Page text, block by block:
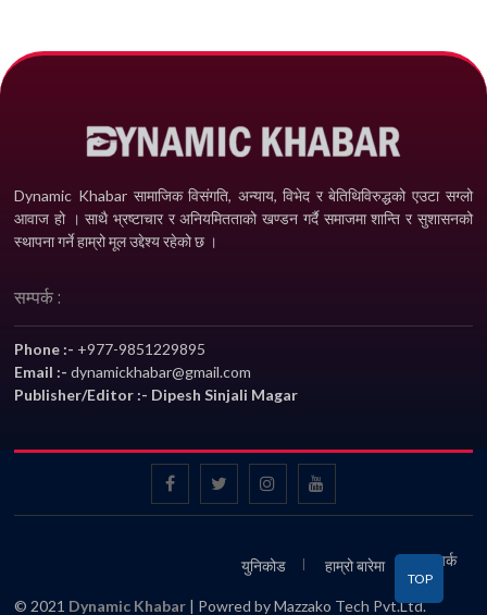
Dynamic Khabar सामाजिक विसंगति, अन्याय, विभेद­ र बेतिथिविरुद्धको एउटा सग्लो
आवाज हो । साथै भ्रष्टाचार र अनियमितताको खण्डन गर्दै समाजमा शान्ति र सुशासनको
स्थापना गर्ने हाम्रो मूल उद्देश्य रहेको छ ।
सम्पर्क :
Phone :- +977-9851229895
Email :-dynamickhabar@gmail.com
Publisher/Editor :- Dipesh Sinjali Magar
युनिकोड हाम्रो बारेमा सम्पर्क
© 2021 Dynamic Khabar | Powred by Mazzako Tech Pvt.Ltd.
TOP